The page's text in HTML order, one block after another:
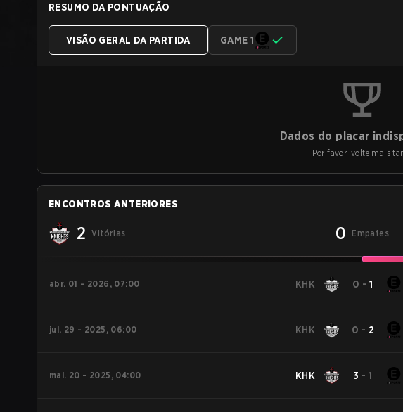
RESUMO DA PONTUAÇÃO
VISÃO GERAL DA PARTIDA GAME 1
Dados do placar
Por favor, volte mais
ENCONTROS ANTERIORES
2 Vitórias 0 Empates
abr. 01 - 2026, 07:00 KHK 0 -1
jul. 29 - 2025, 06:00 KHK 0 - 2
mai. 20 - 2025, 04:00 KHK 3 -1